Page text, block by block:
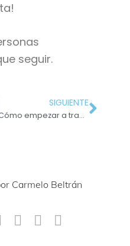
seguir.
SIGUIENTE
Cómo empezar a trabajar como copywriter con Laura Tárraga
Carmelo Beltrán